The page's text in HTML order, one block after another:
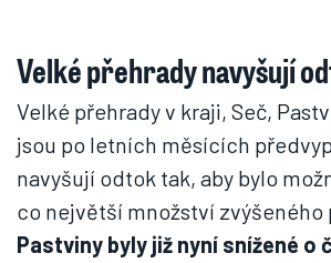
Velké přehrady navyšují
Velké přehrady v kraji, Seč,
jsou po letních měsících
navyšují odtok tak, aby bylo
co největší množství zvýšeného
Pastviny byly již nyní snížené o